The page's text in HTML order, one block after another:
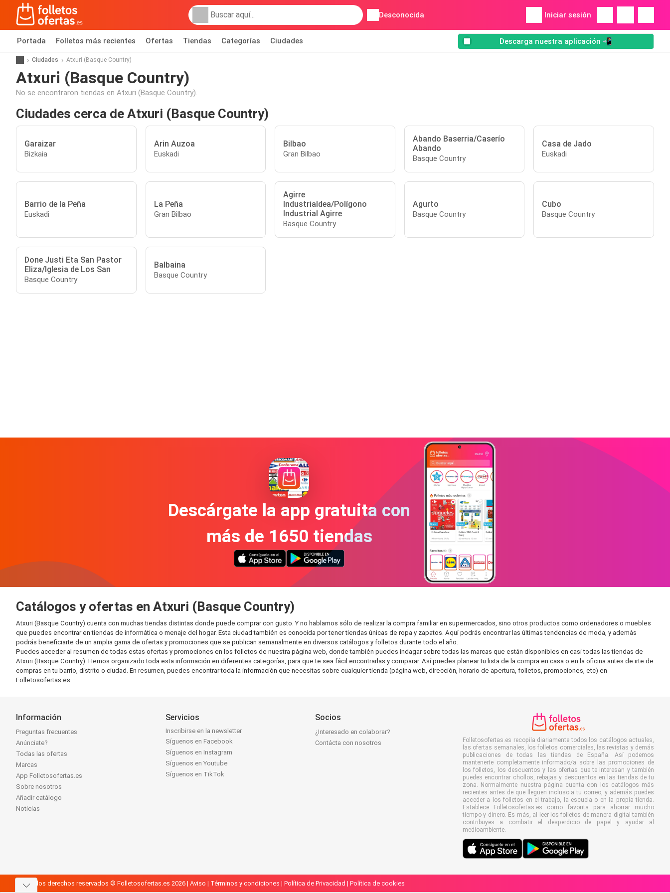
Desconocida Iniciar sesión
Portada Folletos más recientes Ofertas Tiendas Categorías Ciudades Descarga nuestra aplicación 📲
Ciudades Atxuri (Basque Country)
Atxuri (Basque Country)
No se encontraron tiendas en Atxuri (Basque Country).
Ciudades cerca de Atxuri (Basque Country)
Garaizar
Bizkaia
Arin Auzoa
Euskadi
Bilbao
Gran Bilbao
Abando Baserria/Caserío
Abando
Basque Country
Casa de Jado
Euskadi
Barrio de la Peña
Euskadi
La Peña
Gran Bilbao
Agirre
Industrialdea/Polígono
Industrial Agirre
Basque Country
Agurto
Basque Country
Cubo
Basque Country
Done Justi Eta San Pastor
Eliza/Iglesia de Los San
Basque Country
Balbaina
Basque Country
Descárgate la app gratuita con
más de 1650 tiendas
Catálogos y ofertas en Atxuri (Basque Country)
Atxuri (Basque Country) cuenta con muchas tiendas distintas donde puede comprar con gusto. Y no hablamos sólo de realizar la compra familiar en supermercados, sino otros productos como ordenadores o muebles
que puedes encontrar en tiendas de informática o menaje del hogar. Esta ciudad también es conocida por tener tiendas únicas de ropa y zapatos. Aquí podrás encontrar las últimas tendencias de moda, y además
podrás beneficiarte de un amplia gama de ofertas y promociones que se publican semanalmente en diversos catálogos y folletos durante todo el año.
Puedes acceder al resumen de todas estas ofertas y promociones en los folletos de nuestra página web, donde también puedes indagar sobre todas las marcas que están disponibles en casi todas las tiendas de
Atxuri (Basque Country). Hemos organizado toda esta información en diferentes categorías, para que te sea fácil encontrarlas y comparar. Así puedes planear tu lista de la compra en casa o en la oficina antes de irte de
compras en tu barrio, distrito o ciudad. En resumen, puedes encontrar toda la información que necesitas sobre cualquier tienda (página web, dirección, horario de apertura, folletos, promociones, etc) en
Folletosofertas.es.
Información
Preguntas frecuentes
Anúnciate?
Todas las ofertas
Marcas
App Folletosofertas.es
Sobre nosotros
Añadir catálogo
Noticias
Servicios
Inscribirse en la newsletter
Síguenos en Facebook
Síguenos en Instagram
Síguenos en Youtube
Síguenos en TikTok
Socios
¿Interesado en colaborar?
Contácta con nosotros
Folletosofertas.es recopila diariamente todos los catálogos actuales,
las ofertas semanales, los folletos comerciales, las revistas y demás
publicaciones de todas las tiendas de España. Así podemos
mantenerte completamente informado/a sobre las promociones de
los folletos, los descuentos y las ofertas que te interesan y también
puedes encontrar chollos, rebajas y descuentos en las tiendas de tu
zona. Normalmente nuestra página cuenta con los catálogos más
recientes antes de que lleguen incluso a tu correo, y además puedes
acceder a los folletos en el trabajo, la escuela o en la propia tienda.
Establece Folletosofertas.es como favorita para ahorrar mucho
tiempo y dinero. Es más, al leer los folletos de manera digital también
contribuyes a combatir el desperdicio de papel y ayudar al
medioambiente.
Todos los derechos reservados © Folletosofertas.es 2026 | Aviso | Términos y condiciones | Política de Privacidad | Política de cookies